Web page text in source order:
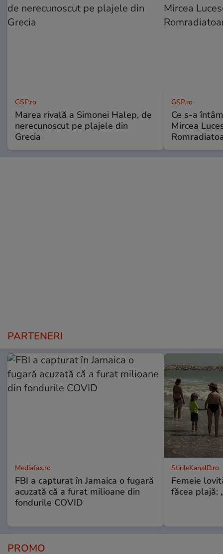
GSP.ro
Marea rivală a Simonei Halep, de
nerecunoscut pe plajele din
Grecia
GSP.ro
Ce s-a
Mircea
PARTENERI
Mediafax.ro
FBI a capturat în Jamaica o fugară
acuzată că a furat milioane din
fondurile COVID
StirileKanalD.ro
Femeie
făcea plajă:
PROMO